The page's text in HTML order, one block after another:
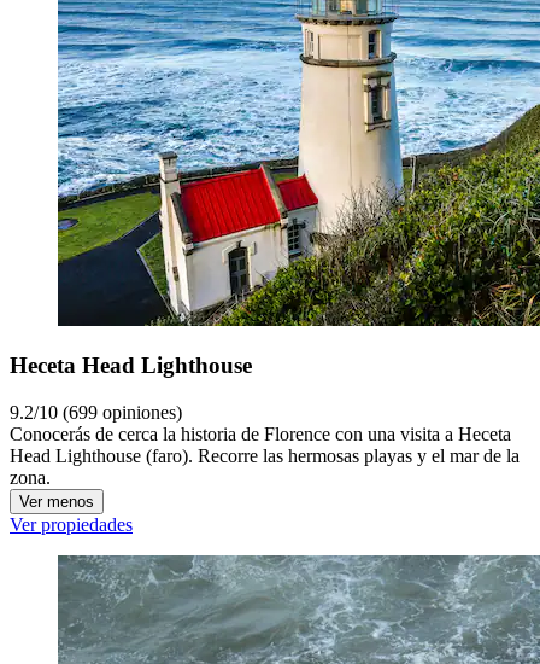
Heceta Head Lighthouse
9.2/10 (699 opiniones)
Conocerás de cerca la historia de Florence con una visita a Heceta
Head Lighthouse (faro). Recorre las hermosas playas y el mar de la
zona.
Ver menos
Ver propiedades